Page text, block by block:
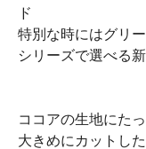
ド
特別な時にはグリ
シリーズで選べる
ココアの生地にた
大きめにカットし